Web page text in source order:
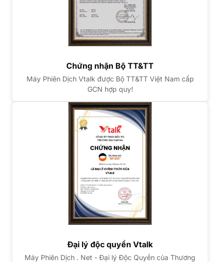
Chứng nhận Bộ TT&TT
Máy Phiên Dịch Vtalk được Bộ TT&TT Việt Nam cấp
GCN hợp quy!
Đại lý độc quyền Vtalk
Máy Phiên Dịch . Net - Đại lý Độc Quyền của Thương